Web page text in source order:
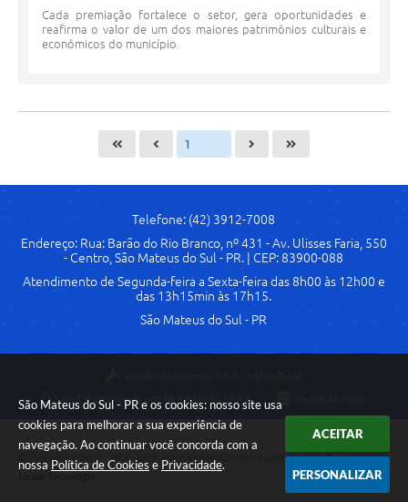
São Mateus do Sul - PR e os cookies: nosso site usa
cookies para melhorar a sua experiência de
navegação. Ao continuar você concorda com a
nossa Política de Cookies e Privacidade.
ACEITAR
PERSONALIZAR
Cada premiação fortalece o setor, gera oportunidades e
reafirma o valor de um dos maiores patrimônios culturais e
econômicos do município.
Telefone: (42) 3912-7008
Endereço: Rua: Barão do Rio Branco, nº 431 - Av. Ulisses Faria, 550
- Centro, São Mateus do Sul - PR. | CEP: 83900-088
Atendimento de Segunda-feira a Sexta-feira das 8h00 às 12h00 e
das 13h15min às 17h15.
São Mateus do Sul - PR
Portal atualizado em:
06/08/2026 16:12
Copyright Instar - 2006-2026. Todos os direitos reservados -